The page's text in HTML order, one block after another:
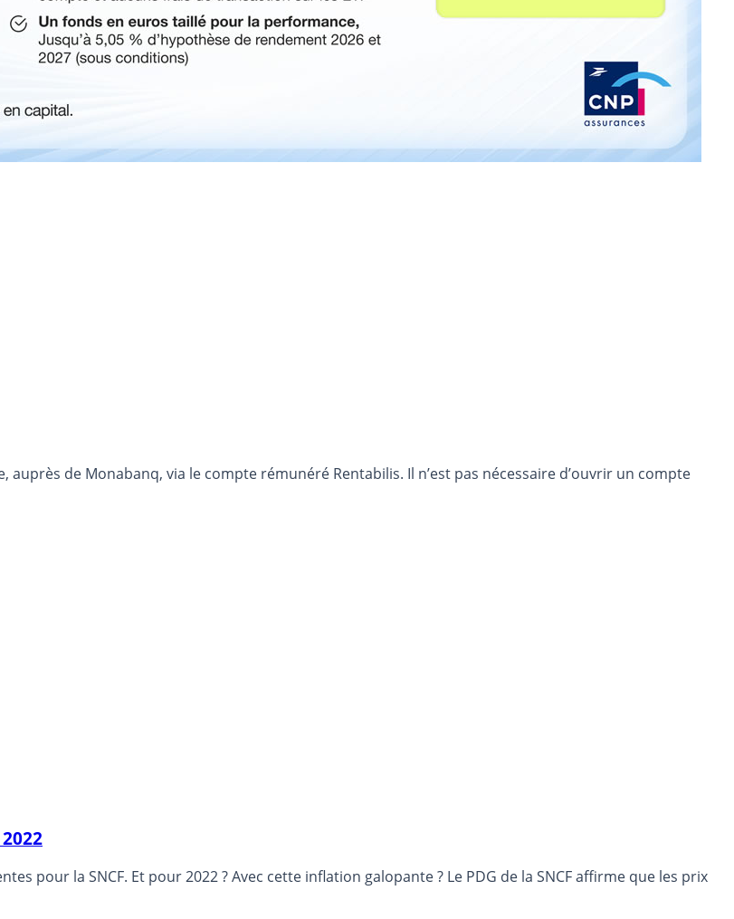
de Monabanq, via le compte rémunéré Rentabilis. Il n’est pas nécessaire d’ouvrir un compte
pour la SNCF. Et pour 2022 ? Avec cette inflation galopante ? Le PDG de la SNCF affirme que les prix